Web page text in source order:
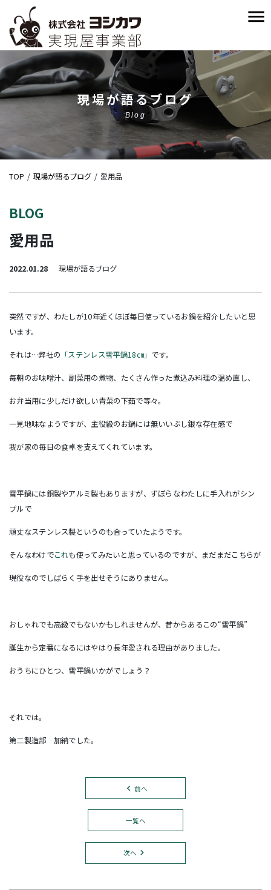
現場が語るブログ
Blog
TOP 現場が語るブログ 愛用品
BLOG
愛用品
2022.01.28 現場が語るブログ
突然ですが、わたしが10年近くほぼ毎日使っているお鍋を紹介したいと思
います。
それは…弊社の 「ステンレス雪平鍋18㎝」 です。
毎朝のお味噌汁、副菜用の煮物、たくさん作った煮込み料理の温め直し、
お弁当用に少しだけ欲しい青菜の下茹で等々。
一見地味なようですが、主役級のお鍋には無いいぶし銀な存在感で
我が家の毎日の食卓を支えてくれています。
雪平鍋には銅製やアルミ製もありますが、ずぼらなわたしに手入れがシン
プルで
頑丈なステンレス製というのも合っていたようです。
そんなわけでこれも使ってみたいと思っているのですが、まだまだこちらが
現役なのでしばらく手を出せそうにありません。
おしゃれでも高級でもないかもしれませんが、昔からあるこの“雪平鍋”
誕生から定番になるにはやはり長年愛される理由がありました。
おうちにひとつ、雪平鍋いかがでしょう？
それでは。
第二製造部 加納でした。
前へ
一覧へ
次へ